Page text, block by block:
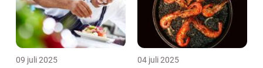
09 juli 2025 04 juli 2025